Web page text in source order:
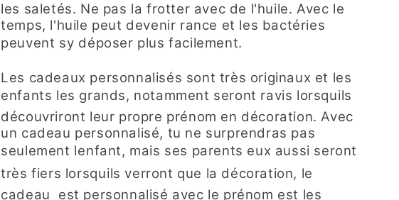
les saletés. Ne pas la frotter avec de l'huile. Avec le
temps, l'huile peut devenir rance et les bactéries
peuvent sy déposer plus facilement.
Les cadeaux personnalisés sont très originaux et les
enfants les grands, notamment seront ravis lorsquils
découvriront leur propre prénom en décoration. Avec
un cadeau personnalisé, tu ne surprendras pas
seulement lenfant, mais ses parents eux aussi seront
très fiers lorsquils verront que la décoration, le
cadeau est personnalisé avec le prénom est les